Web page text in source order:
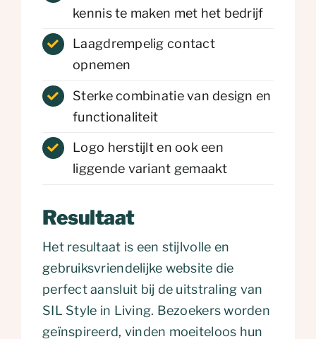
kennis te maken met het bedrijf
Laagdrempelig contact
opnemen
Sterke combinatie van design en
functionaliteit
Logo herstijlt en ook een
liggende variant gemaakt
Resultaat
Het resultaat is een stijlvolle en
gebruiksvriendelijke website die
perfect aansluit bij de uitstraling van
SIL Style in Living. Bezoekers worden
geïnspireerd, vinden moeiteloos hun